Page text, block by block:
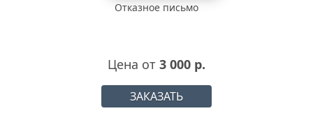
Отказное письмо
Цена от 3 000 р.
ЗАКАЗАТЬ